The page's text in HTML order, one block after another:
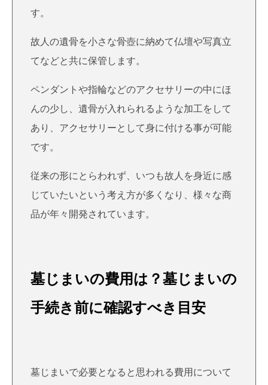
す。
故人の遺骨を小さな骨壺に納めて仏壇や写真立
てなどと共に保管します。
ペンダントや指輪などのアクセサリーの中にほ
んの少し、遺骨が入れられるような加工をして
あり、アクセサリーとして身に付ける事が可能
です。
従来の形にとらわれず、いつも故人を身近に感
じていたいという考え方が多くなり、様々な商
品が年々開発されています。
墓じまいの費用は？墓じまいの
手続き前に確認すべき目安
墓じまいで必要となると思われる費用について